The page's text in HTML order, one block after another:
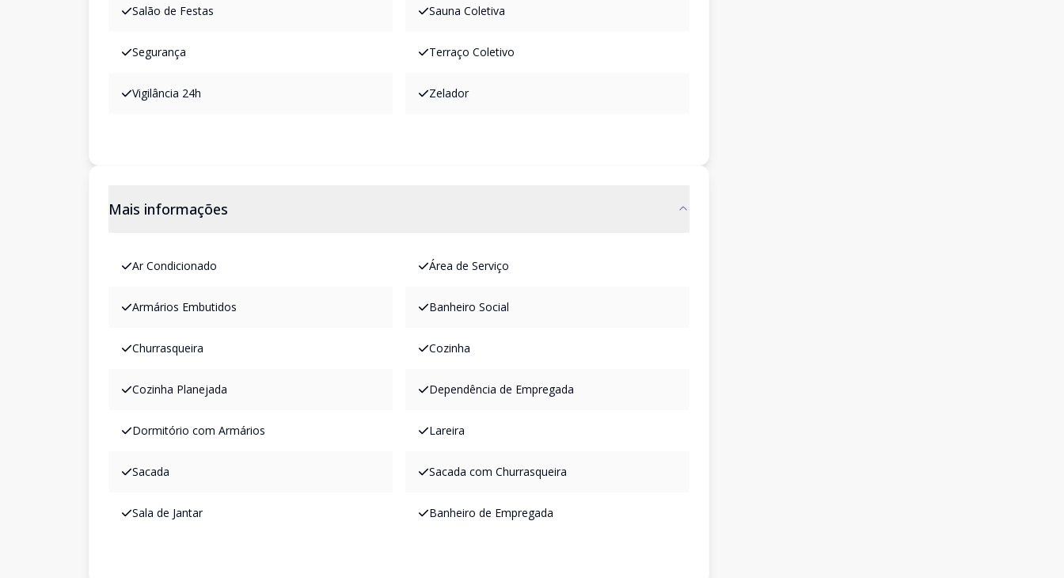
Salão de Festas Sauna Coletiva
Segurança Terraço Coletivo
Vigilância 24h Zelador
Mais informações
Ar Condicionado Área de Serviço
Armários Embutidos Banheiro Social
Churrasqueira Cozinha
Cozinha Planejada Dependência de Empregada
Dormitório com Armários Lareira
Sacada Sacada com Churrasqueira
Sala de Jantar Banheiro de Empregada